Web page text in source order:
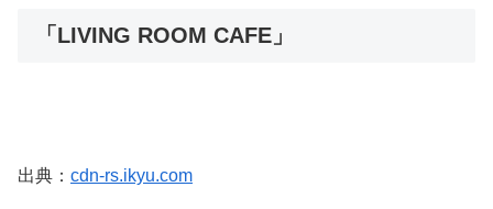
「LIVING ROOM CAFE」
出典： cdn-rs.ikyu.com